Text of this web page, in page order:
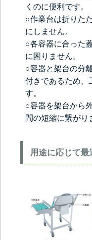
くのに便利です。
○作業台は折りた
にしません。
○各容器に合った
に困りません。
○容器と架台の分
付きであるため、
す。
○容器を架台から
間の短縮に繋がり
用途に応じて